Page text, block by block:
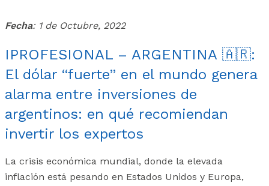
Fecha: 1 de Octubre, 2022
IPROFESIONAL – ARGENTINA 🇦🇷:
El dólar “fuerte” en el mundo genera
alarma entre inversiones de
argentinos: en qué recomiendan
invertir los expertos
La crisis económica mundial, donde la elevada
inflación está pesando en Estados Unidos y Europa,